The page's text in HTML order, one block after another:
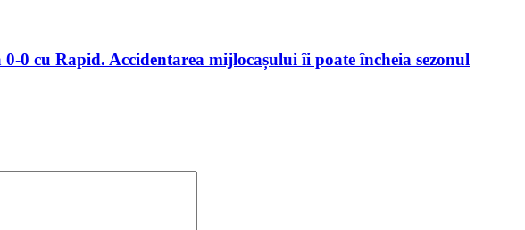
0 cu Rapid. Accidentarea mijlocașului îi poate încheia sezonul